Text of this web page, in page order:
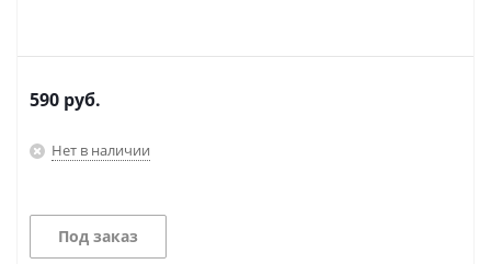
590 руб.
Нет в наличии
Под заказ